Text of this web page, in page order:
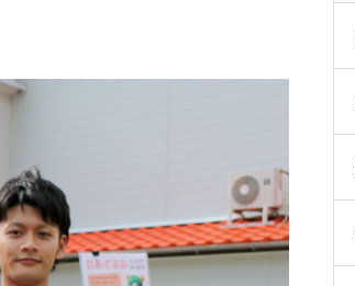
遠チョコレートのバレンタイン
セット